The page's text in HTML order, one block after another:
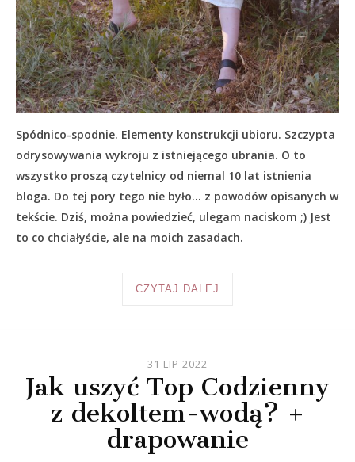
Spódnico-spodnie. Elementy konstrukcji ubioru. Szczypta
odrysowywania wykroju z istniejącego ubrania. O to
wszystko proszą czytelnicy od niemal 10 lat istnienia
bloga. Do tej pory tego nie było… z powodów opisanych w
tekście. Dziś, można powiedzieć, ulegam naciskom ;) Jest
to co chciałyście, ale na moich zasadach.
CZYTAJ DALEJ
31 LIP 2022
Jak uszyć Top Codzienny
z dekoltem-wodą? +
drapowanie